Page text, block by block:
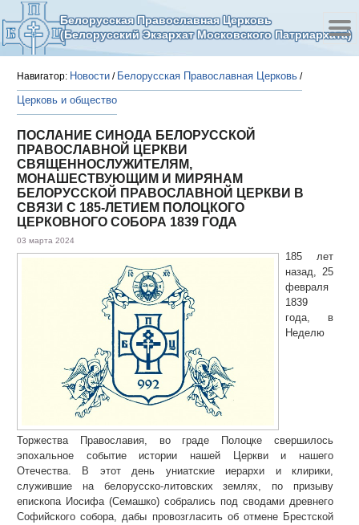
Белорусская Православная Церковь
(Белорусский Экзархат Московского Патриархата)
Навигатор: Новости / Белорусская Православная Церковь /
Церковь и общество
ПОСЛАНИЕ СИНОДА БЕЛОРУССКОЙ
ПРАВОСЛАВНОЙ ЦЕРКВИ
СВЯЩЕННОСЛУЖИТЕЛЯМ,
МОНАШЕСТВУЮЩИМ И МИРЯНАМ
БЕЛОРУССКОЙ ПРАВОСЛАВНОЙ ЦЕРКВИ В
СВЯЗИ С 185-ЛЕТИЕМ ПОЛОЦКОГО
ЦЕРКОВНОГО СОБОРА 1839 ГОДА
03 марта 2024
185 лет
назад, 25
февраля
1839
года, в
Неделю
Торжества Православия, во граде Полоцке свершилось
эпохальное событие истории нашей Церкви и нашего
Отечества. В этот день униатские иерархи и клирики,
служившие на белорусско-литовских землях, по призыву
епископа Иосифа (Семашко) собрались под сводами древнего
Софийского собора, дабы провозгласить об отмене Брестской